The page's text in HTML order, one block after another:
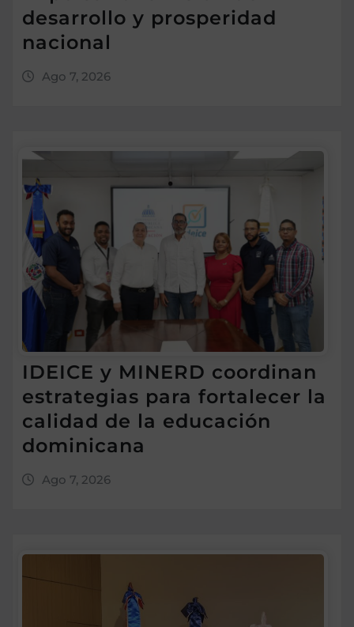
desarrollo y prosperidad
nacional
Ago 7, 2026
IDEICE y MINERD coordinan
estrategias para fortalecer la
calidad de la educación
dominicana
Ago 7, 2026